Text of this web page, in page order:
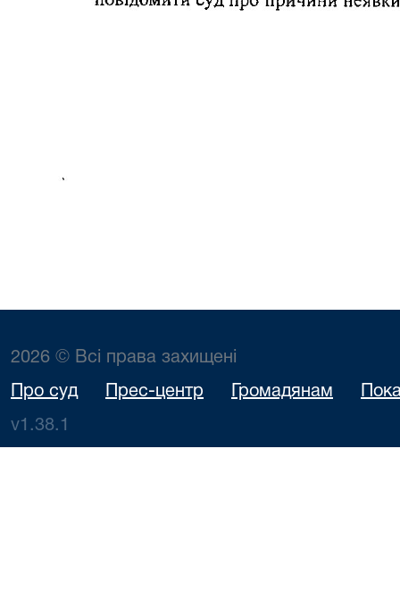
2026 © Всі права захищені
Про суд Прес-центр Громадянам
v1.38.1